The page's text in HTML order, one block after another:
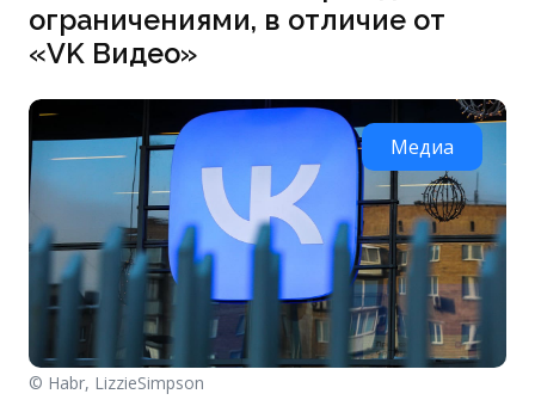
ограничениями, в отличие от
«VK Видео»
© Habr, LizzieSimpson
Медиа